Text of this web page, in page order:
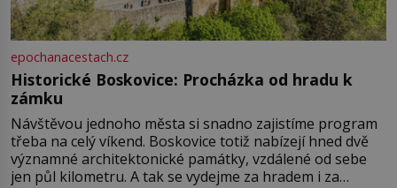
epochanacestach.cz
Historické Boskovice: Procházka od hradu k
zámku
Návštěvou jednoho města si snadno zajistíme program
třeba na celý víkend. Boskovice totiž nabízejí hned dvě
významné architektonické památky, vzdálené od sebe
jen půl kilometru. A tak se vydejme za hradem i za